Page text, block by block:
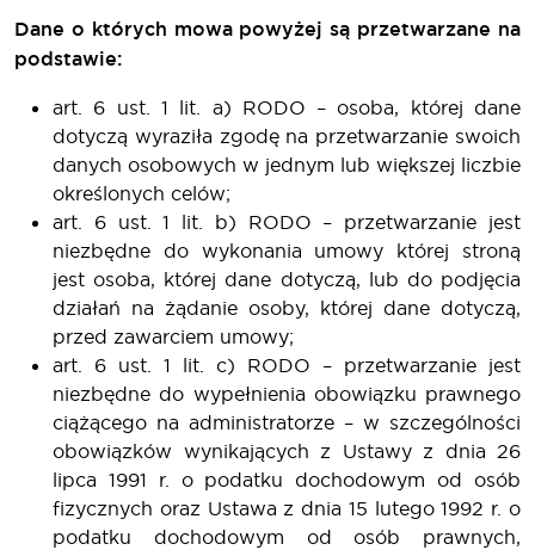
Dane o których mowa powyżej są przetwarzane na
podstawie:
art. 6 ust. 1 lit. a) RODO – osoba, której dane
dotyczą wyraziła zgodę na przetwarzanie swoich
danych osobowych w jednym lub większej liczbie
określonych celów;
art. 6 ust. 1 lit. b) RODO – przetwarzanie jest
niezbędne do wykonania umowy której stroną
jest osoba, której dane dotyczą, lub do podjęcia
działań na żądanie osoby, której dane dotyczą,
przed zawarciem umowy;
art. 6 ust. 1 lit. c) RODO – przetwarzanie jest
niezbędne do wypełnienia obowiązku prawnego
ciążącego na administratorze – w szczególności
obowiązków wynikających z Ustawy z dnia 26
lipca 1991 r. o podatku dochodowym od osób
fizycznych oraz Ustawa z dnia 15 lutego 1992 r. o
podatku dochodowym od osób prawnych,